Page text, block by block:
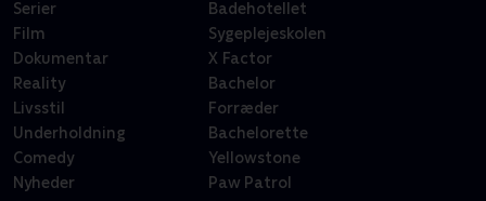
Serier
Film
Dokumentar
Reality
Livsstil
Underholdning
Comedy
Nyheder
Badehotellet
Sygeplejeskolen
X Factor
Bachelor
Forræder
Bachelorette
Yellowstone
Paw Patrol